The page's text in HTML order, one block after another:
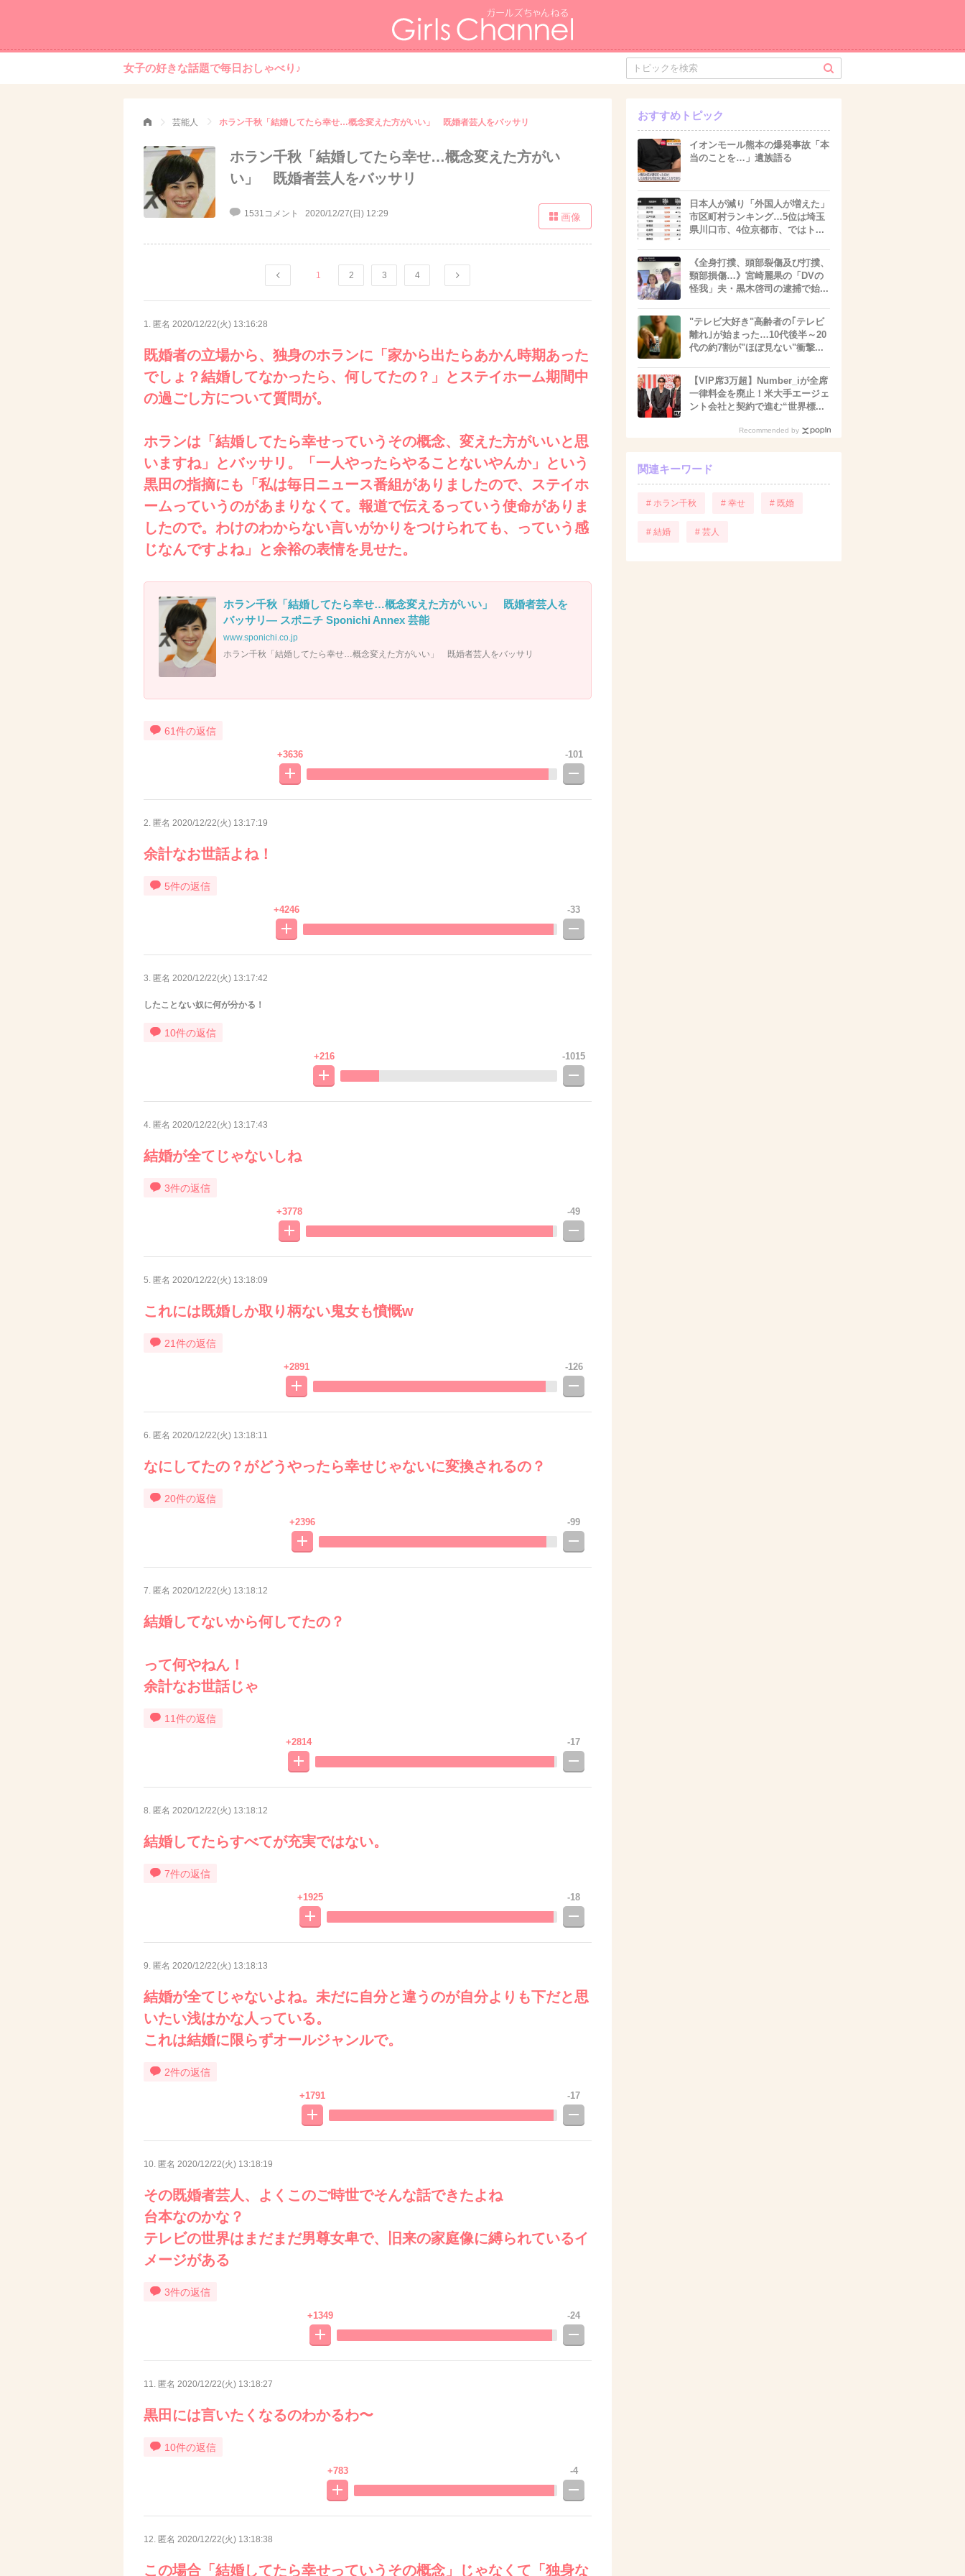
女子の好きな話題で毎日おしゃべり♪
芸能人 ホラン千秋「結婚してたら幸せ…概念変えた方がいい」 既婚者芸人をバッサリ
ホラン千秋「結婚してたら幸せ…概念変えた方がい
い」 既婚者芸人をバッサリ
1531コメント 2020/12/27(日) 12:29 画像
1 2 3 4
1. 匿名 2020/12/22(火) 13:16:28
既婚者の立場から、独身のホランに「家から出たらあかん時期あった
でしょ？結婚してなかったら、何してたの？」とステイホーム期間中
の過ごし方について質問が。
ホランは「結婚してたら幸せっていうその概念、変えた方がいいと思
いますね」とバッサリ。「一人やったらやることないやんか」という
黒田の指摘にも「私は毎日ニュース番組がありましたので、ステイホ
ームっていうのがあまりなくて。報道で伝えるっていう使命がありま
したので。わけのわからない言いがかりをつけられても、っていう感
じなんですよね」と余裕の表情を見せた。
ホラン千秋「結婚してたら幸せ…概念変えた方がいい」 既婚者芸人を
バッサリ― スポニチ Sponichi Annex 芸能
www.sponichi.co.jp
ホラン千秋「結婚してたら幸せ…概念変えた方がいい」 既婚者芸人をバッサリ
61件の返信
+3636 -101
2. 匿名 2020/12/22(火) 13:17:19
余計なお世話よね！
5件の返信
+4246 -33
3. 匿名 2020/12/22(火) 13:17:42
したことない奴に何が分かる！
10件の返信
+216 -1015
4. 匿名 2020/12/22(火) 13:17:43
結婚が全てじゃないしね
3件の返信
+3778 -49
5. 匿名 2020/12/22(火) 13:18:09
これには既婚しか取り柄ない鬼女も憤慨w
21件の返信
+2891 -126
6. 匿名 2020/12/22(火) 13:18:11
なにしてたの？がどうやったら幸せじゃないに変換されるの？
20件の返信
+2396 -99
7. 匿名 2020/12/22(火) 13:18:12
結婚してないから何してたの？
って何やねん！
余計なお世話じゃ
11件の返信
+2814 -17
8. 匿名 2020/12/22(火) 13:18:12
結婚してたらすべてが充実ではない。
7件の返信
+1925 -18
9. 匿名 2020/12/22(火) 13:18:13
結婚が全てじゃないよね。未だに自分と違うのが自分よりも下だと思
いたい浅はかな人っている。
これは結婚に限らずオールジャンルで。
2件の返信
+1791 -17
10. 匿名 2020/12/22(火) 13:18:19
その既婚者芸人、よくこのご時世でそんな話できたよね
台本なのかな？
テレビの世界はまだまだ男尊女卑で、旧来の家庭像に縛られているイ
メージがある
3件の返信
+1349 -24
11. 匿名 2020/12/22(火) 13:18:27
黒田には言いたくなるのわかるわ〜
10件の返信
+783 -4
12. 匿名 2020/12/22(火) 13:18:38
この場合「結婚してたら幸せっていうその概念」じゃなくて「独身な
おすすめトピック
イオンモール熊本の爆発事故「本
当のことを…」遺族語る
日本人が減り「外国人が増えた」
市区町村ランキング…5位は埼玉
県川口市、4位京都市、ではト...
《全身打撲、頭部裂傷及び打撲、
頸部損傷…》宮崎麗果の「DVの
怪我」夫・黒木啓司の逮捕で始...
"テレビ大好き"高齢者の｢テレビ
離れ｣が始まった…10代後半～20
代の約7割が"ほぼ見ない"衝撃...
【VIP席3万超】Number_iが全席
一律料金を廃止！米大手エージェ
ント会社と契約で進む“世界標...
Recommended by
関連キーワード
# ホラン千秋 # 幸せ # 既婚
# 結婚 # 芸人